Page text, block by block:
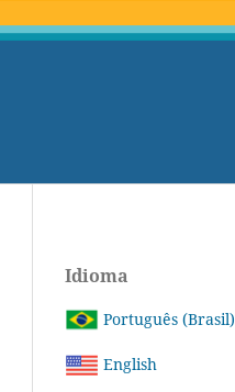
Idioma
Português (Brasil)
English